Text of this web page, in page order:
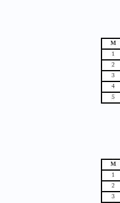
М
1
2
3
4
5
М
1
2
3